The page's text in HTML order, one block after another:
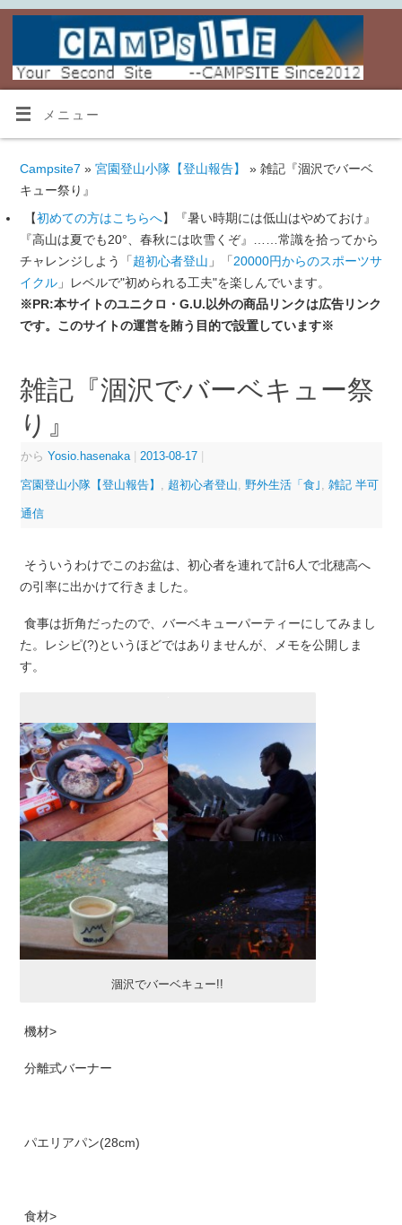
メニュー
Campsite7 » 宮園登山小隊【登山報告】
» 雑記『涸沢でバーベ
キュー祭り』
【初めての方はこちらへ】『暑い時期には低山はやめておけ』
『高山は夏でも20°、春秋には吹雪くぞ』……常識を拾ってから
チャレンジしよう「超初心者登山 」「20000円からのスポーツサ
イクル」レベルで"初められる工夫"を楽しんでいます。
※PR:本サイトのユニクロ・G.U.以外の商品リンクは広告リンク
です。このサイトの運営を賄う目的で設置しています※
雑記『涸沢でバーベキュー祭
り』
から Yosio.hasenaka 2013-08-17
宮園登山小隊【登山報告】 超初心者登山 野外生活「食｣ 雑記 半可
通信
そういうわけでこのお盆は、初心者を連れて計6人で北穂高へ
の引率に出かけて行きました。
食事は折角だったので、バーベキューパーティーにしてみまし
た。レシピ(?)というほどではありませんが、メモを公開しま
す。
涸沢でバーベキュー!!
機材>
分離式バーナー
パエリアパン(28cm)
食材>